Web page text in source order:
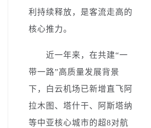
利持续释放，是客流走高的
核心推力。
近一年来，在共建“一
带一路”高质量发展背景
下，白云机场已新增直飞阿
拉木图、塔什干、阿斯塔纳
等中亚核心城市的超8对航